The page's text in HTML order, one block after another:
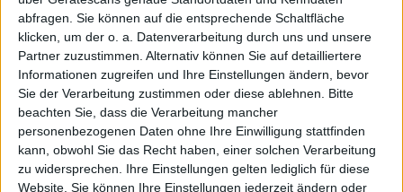
abfragen. Sie können auf die entsprechende Schaltfläche
klicken, um der o. a. Datenverarbeitung durch uns und unsere
Partner zuzustimmen. Alternativ können Sie auf detailliertere
Informationen zugreifen und Ihre Einstellungen ändern, bevor
Sie der Verarbeitung zustimmen oder diese ablehnen. Bitte
beachten Sie, dass die Verarbeitung mancher
personenbezogenen Daten ohne Ihre Einwilligung stattfinden
kann, obwohl Sie das Recht haben, einer solchen Verarbeitung
zu widersprechen. Ihre Einstellungen gelten lediglich für diese
Website. Sie können Ihre Einstellungen jederzeit ändern oder
die Frage, warum die besseren Songs “Netherworld In
Flames” und “Tyger Of Fate” auf den hintersten
Positionen versteckt wurden.
“Midnite Masters” wird um Mitternacht nicht
wachhalten
Obwohl die Ausgangslage keine schlechte ist, sieht man